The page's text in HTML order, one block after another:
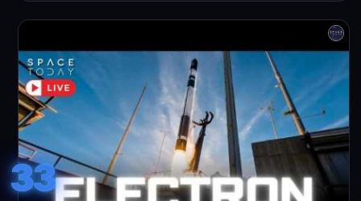
33